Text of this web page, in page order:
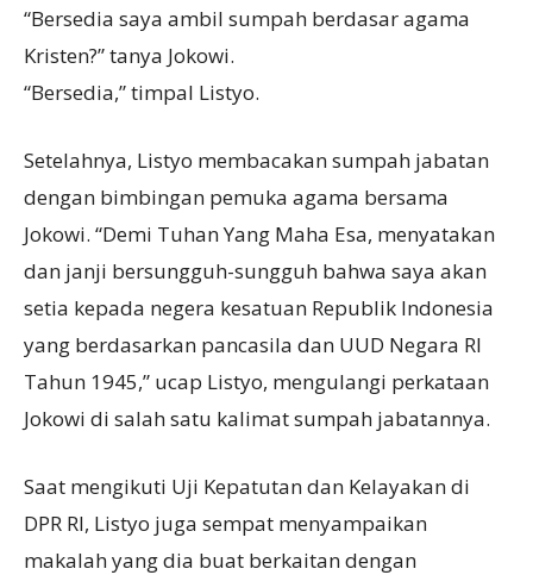
“Bersedia saya ambil sumpah berdasar agama
Kristen?” tanya Jokowi.
“Bersedia,” timpal Listyo.
Setelahnya, Listyo membacakan sumpah jabatan
dengan bimbingan pemuka agama bersama
Jokowi. “Demi Tuhan Yang Maha Esa, menyatakan
dan janji bersungguh-sungguh bahwa saya akan
setia kepada negera kesatuan Republik Indonesia
yang berdasarkan pancasila dan UUD Negara RI
Tahun 1945,” ucap Listyo, mengulangi perkataan
Jokowi di salah satu kalimat sumpah jabatannya.
Saat mengikuti Uji Kepatutan dan Kelayakan di
DPR RI, Listyo juga sempat menyampaikan
makalah yang dia buat berkaitan dengan